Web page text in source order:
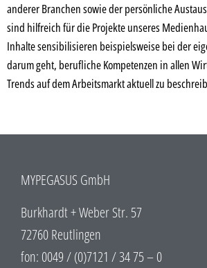
anderer Branchen sowie der persönliche
sind hilfreich für die Projekte unseres
Inhalte sensibilisieren beispielsweise bei der
darum geht, berufliche Kompetenzen in allen
Trends auf dem Arbeitsmarkt aktuell zu
MYPEGASUS GmbH
Burkhardt + Weber Str. 57
72760 Reutlingen
fon: 0049 / (0)7121 / 34 75 – 0